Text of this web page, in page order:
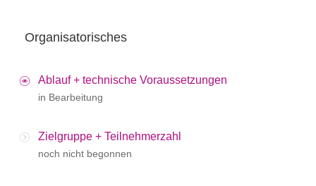
Organisatorisches
Ablauf + technische Voraussetzungen
in Bearbeitung
Zielgruppe + Teilnehmerzahl
noch nicht begonnen